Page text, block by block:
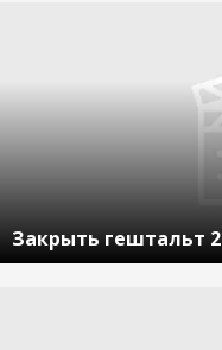
Закрыть гештальт 2